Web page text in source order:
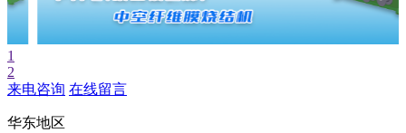
1
2
来电咨询 在线留言
华东地区